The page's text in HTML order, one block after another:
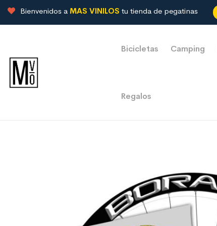
Bienvenidos a MAS VINILOS tu tienda de pegatinas
Bicicletas Camping
Regalos